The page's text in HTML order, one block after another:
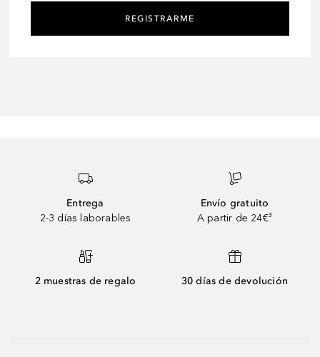
REGISTRARME
Entrega
2-3 días laborables
Envío gratuito
A partir de 24€³
2 muestras de regalo 30 días de devolución